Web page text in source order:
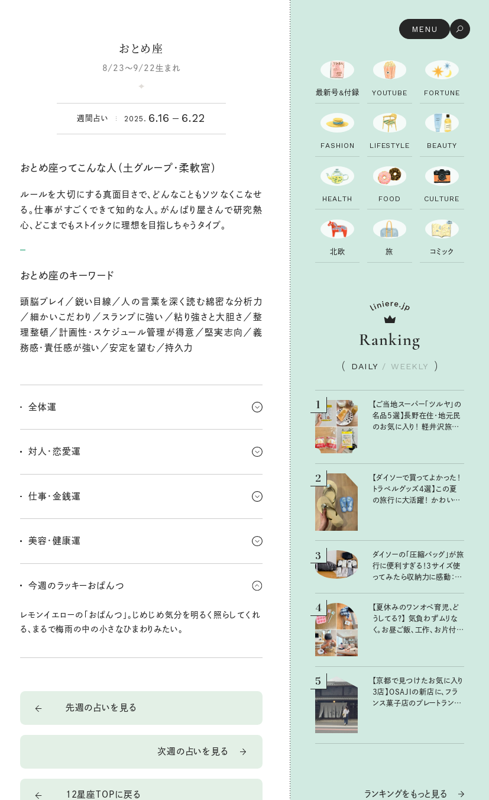
MENU
おとめ座
8/23～9/22生まれ
週間占い 2025. 6.16 6.22
おとめ座ってこんな人（土グループ・柔軟宮）
ルールを大切にする真面目さで、どんなこともソツなくこなせ
る。仕事がすごくできて知的な人。がんばり屋さんで研究熱
心、どこまでもストイックに理想を目指しちゃうタイプ。
おとめ座のキーワード
頭脳プレイ／鋭い目線／人の言葉を深く読む綿密な分析力
／細かいこだわり／スランプに強い／粘り強さと大胆さ／整
理整頓／計画性・スケジュール管理が得意／堅実志向／義
務感・責任感が強い／安定を望む／持久力
全体運
入れたくなる週。部屋の片づけ、スケジュールの調整、持ち物の見
対人・恋愛運
安になったりしがち。でも、受けとり方がやさしくなるときでもあるか
仕事・金銭運
使い心地を大切にする視点も忘れずに。自分にとって「これは必
美容・健康運
て体を芯から温めるのが回復のカギ。スキンケアは、保湿より「落
今週のラッキーおぱんつ
レモンイエローの「おぱんつ」。じめじめ気分を明るく照らしてくれ
る、まるで梅雨の中の小さなひまわりみたい。
先週の占いを見る
次週の占いを見る
12星座TOPに戻る
最新号&付録 YO UTU B E FO RTU N E
FAS H I O N LI FESTYLE B EAUTY
H EALTH FO O D CU LTU RE
北欧 旅 コ ミ ック
Ranking
DAILY / WEEKLY
1
【ご当地スーパー「ツルヤ」の
名品5選】長野在住・地元民
のお気に入り！ 軽井沢旅の
2
【ダイソーで買ってよかった！
トラベルグッズ4選】この夏
の旅行に大活躍！ かわいく
3
ダイソーの「圧縮バッグ」が旅
行に便利すぎる！3サイズ使
ってみたら収納力に感動：
4
【夏休みのワンオペ育児、ど
うしてる？】 気負わずムリな
く。お昼ご飯、工作、お片付け
5
【京都で見つけたお気に入り
3店】OSAJIの新店に、フラ
ンス菓子店のプレートラン
ランキングをもっと見る